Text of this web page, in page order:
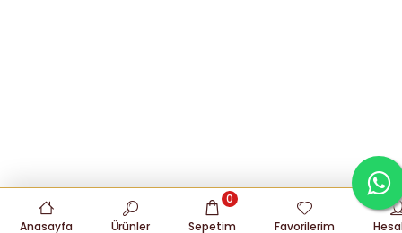
Anasayfa Ürünler Sepetim
0
Favorilerim